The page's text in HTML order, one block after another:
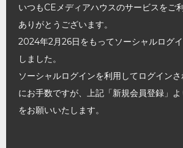
いつもCEメディアハウスのサービスをご
ありがとうございます。
2024年2月26日をもってソーシャルログ
しました。
ソーシャルログインを利用してログイン
にお手数ですが、上記「新規会員登録」
をお願いいたします。